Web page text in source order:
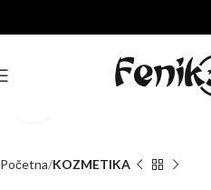
Početna KOZMETIKA